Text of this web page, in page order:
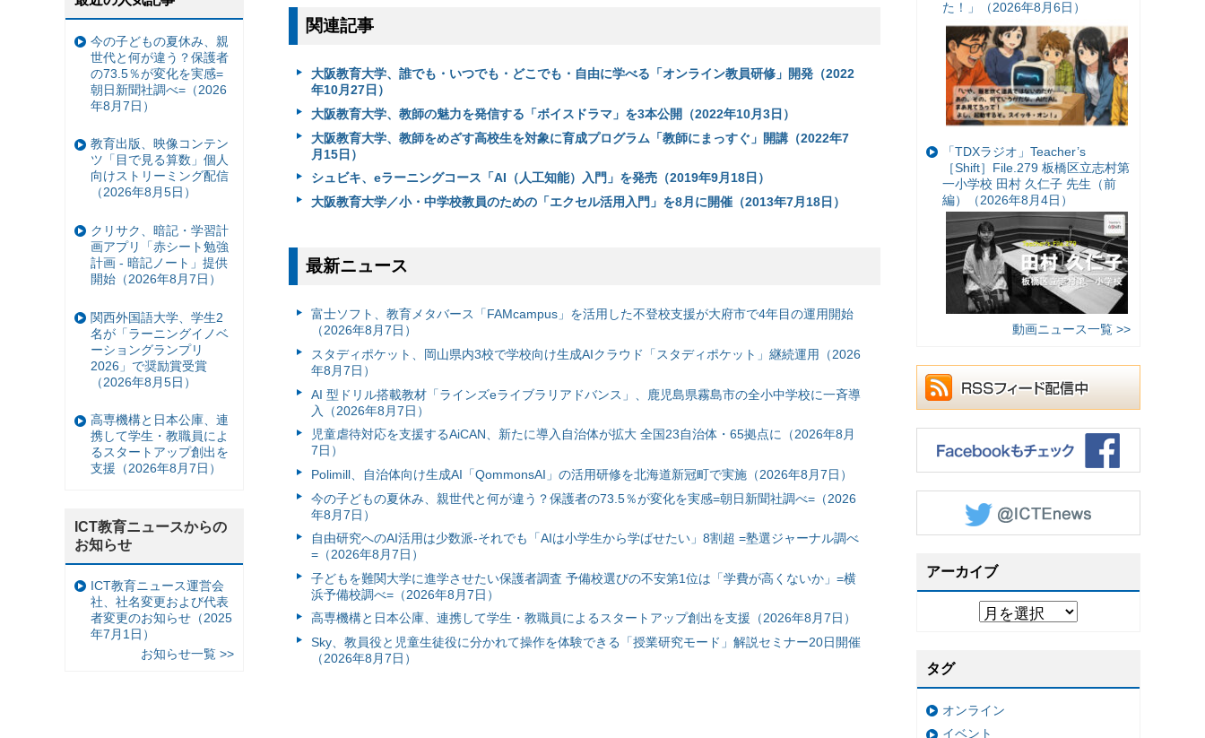
関連記事
大阪教育大学、誰でも・いつでも・どこでも・自由に学べる「オンライン教員研修」開発（2022
年10月27日）
大阪教育大学、教師の魅力を発信する「ボイスドラマ」を3本公開（2022年10月3日）
大阪教育大学、教師をめざす高校生を対象に育成プログラム「教師にまっすぐ」開講（2022年7
月15日）
シュビキ、eラーニングコース「AI（人工知能）入門」を発売（2019年9月18日）
大阪教育大学／小・中学校教員のための「エクセル活用入門」を8月に開催（2013年7月18日）
最新ニュース
富⼠ソフト、教育メタバース「FAMcampus」を活用した不登校支援が大府市で4年目の運用開始
（2026年8月7日）
スタディポケット、岡山県内3校で学校向け生成AIクラウド「スタディポケット」継続運用（2026
年8月7日）
AI 型ドリル搭載教材「ラインズeライブラリアドバンス」、鹿児島県霧島市の全小中学校に一斉導
入（2026年8月7日）
児童虐待対応を支援するAiCAN、新たに導入自治体が拡大 全国23自治体・65拠点に（2026年8月
7日）
Polimill、自治体向け生成AI「QommonsAI」の活用研修を北海道新冠町で実施（2026年8月7日）
今の子どもの夏休み、親世代と何が違う？保護者の73.5％が変化を実感=朝日新聞社調べ=（2026
年8月7日）
自由研究へのAI活用は少数派-それでも「AIは小学生から学ばせたい」8割超 =塾選ジャーナル調べ
=（2026年8月7日）
子どもを難関大学に進学させたい保護者調査 予備校選びの不安第1位は「学費が高くないか」=横
浜予備校調べ=（2026年8月7日）
高専機構と日本公庫、連携して学生・教職員によるスタートアップ創出を支援（2026年8月7日）
Sky、教員役と児童生徒役に分かれて操作を体験できる「授業研究モード」解説セミナー20日開催
（2026年8月7日）
た！」（2026年8月6日）
「TDXラジオ」Teacher’s
［Shift］File.279 板橋区立志村第
一小学校 田村 久仁子 先生（前
編）（2026年8月4日）
動画ニュース一覧 >>
アーカイブ
タグ
オンライン
イベント
今の子どもの夏休み、親
世代と何が違う？保護者
の73.5％が変化を実感=
朝日新聞社調べ=（2026
年8月7日）
教育出版、映像コンテン
ツ「目で見る算数」個人
向けストリーミング配信
（2026年8月5日）
クリサク、暗記・学習計
画アプリ「赤シート勉強
計画 - 暗記ノート」提供
開始（2026年8月7日）
関西外国語大学、学生2
名が「ラーニングイノベ
ーショングランプリ
2026」で奨励賞受賞
（2026年8月5日）
高専機構と日本公庫、連
携して学生・教職員によ
るスタートアップ創出を
支援（2026年8月7日）
ICT教育ニュースからの
お知らせ
ICT教育ニュース運営会
社、社名変更および代表
者変更のお知らせ（2025
年7月1日）
お知らせ一覧 >>